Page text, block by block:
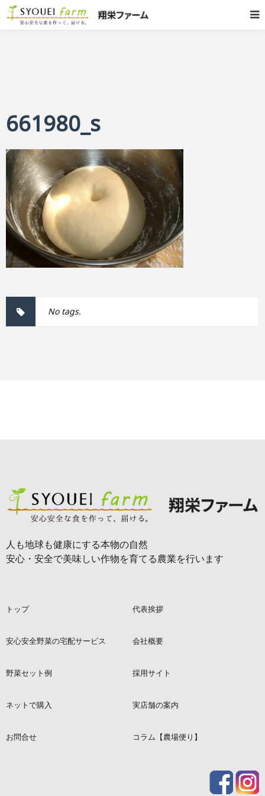
661980_s
No tags.
人も地球も健康にする本物の自然
安心・安全で美味しい作物を育てる農業を行います
トップ 代表挨拶
安心安全野菜の宅配サービス 会社概要
野菜セット例 採用サイト
ネットで購入 実店舗の案内
お問合せ コラム【農場便り】